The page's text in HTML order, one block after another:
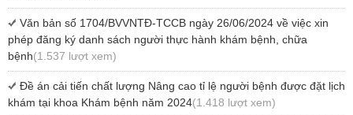
Văn bản số 1704/BVVNTĐ-TCCB ngày 26/06/2024 về việc xin
phép đăng ký danh sách người thực hành khám bệnh, chữa
bệnh(1.537 lượt xem)
Đề án cải tiến chất lượng Nâng cao tỉ lệ người bệnh được đặt lịch
khám tại khoa Khám bệnh năm 2024(1.418 lượt xem)